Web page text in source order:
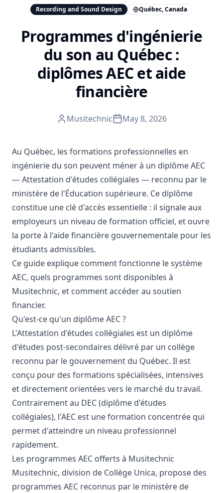
Recording and Sound Design Québec, Canada
Programmes d'ingénierie
du son au Québec :
diplômes AEC et aide
financière
Musitechnic May 8, 2026
Au Québec, les formations professionnelles en
ingénierie du son peuvent méner à un diplôme AEC
— Attestation d'études collégiales — reconnu par le
ministère de l'Éducation supérieure. Ce diplôme
constitue une clé d'accès essentielle : il signale aux
employeurs un niveau de formation officiel, et ouvre
la porte à l'aide financière gouvernementale pour les
étudiants admissibles.
Ce guide explique comment fonctionne le système
AEC, quels programmes sont disponibles à
Musitechnic, et comment accéder au soutien
financier.
Qu'est-ce qu'un diplôme AEC ?
L'Attestation d'études collégiales est un diplôme
d'études post-secondaires délivré par un collège
reconnu par le gouvernement du Québec. Il est
conçu pour des formations spécialisées, intensives
et directement orientées vers le marché du travail.
Contrairement au DEC (diplôme d'études
collégiales), l'AEC est une formation concentrée qui
permet d'atteindre un niveau professionnel
rapidement.
Les programmes AEC offerts à Musitechnic
Musitechnic, division de Collège Unica, propose des
programmes AEC reconnus par le ministère de